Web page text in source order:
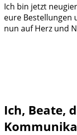
Ich bin jetzt
eure Bestellungen
nun auf Herz und
Ich, Beate,